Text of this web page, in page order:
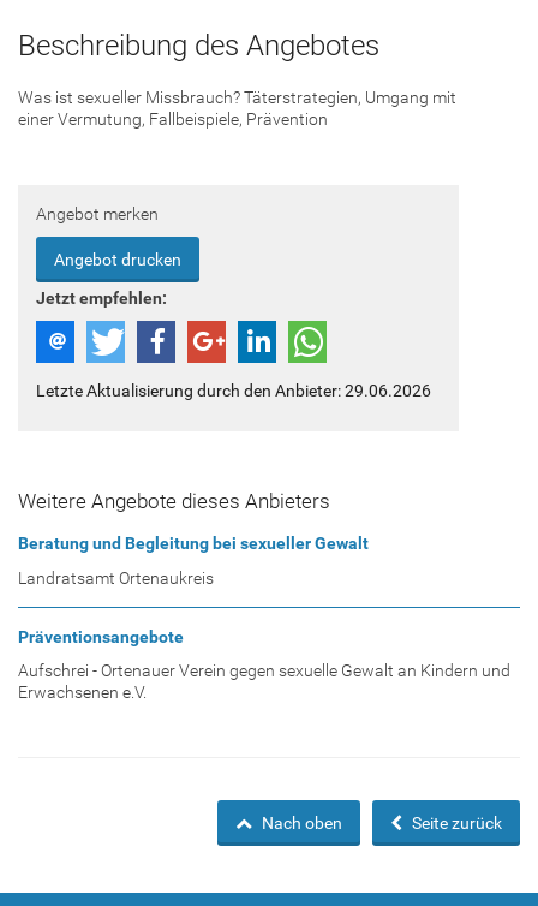
Beschreibung des Angebotes
Was ist sexueller Missbrauch? Täterstrategien, Umgang mit
einer Vermutung, Fallbeispiele, Prävention
Angebot merken
Angebot drucken
Jetzt empfehlen:
Letzte Aktualisierung durch den Anbieter: 29.06.2026
Weitere Angebote dieses Anbieters
Beratung und Begleitung bei sexueller Gewalt
Landratsamt Ortenaukreis
Präventionsangebote
Aufschrei - Ortenauer Verein gegen sexuelle Gewalt an Kindern und
Erwachsenen e.V.
Seite zurück
Nach oben